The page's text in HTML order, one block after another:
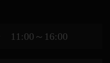
～16:00